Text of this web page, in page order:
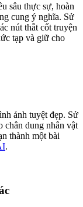
sâu thực sự, hoàn
cung ý nghĩa. Sử
nút thắt cốt truyện
tạp và giữ cho
ảnh tuyệt đẹp. Sử
chân dung nhân vật
thành một bài
.